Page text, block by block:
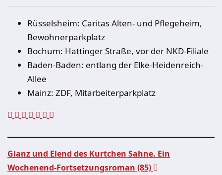
Rüsselsheim: Caritas Alten- und Pflegeheim,
Bewohnerparkplatz
Bochum: Hattinger Straße, vor der NKD-Filiale
Baden-Baden: entlang der Elke-Heidenreich-
Allee
Mainz: ZDF, Mitarbeiterparkplatz
Glanz und Elend des Kurtchen Sahne. Ein
Wochenend-Fortsetzungsroman (85)